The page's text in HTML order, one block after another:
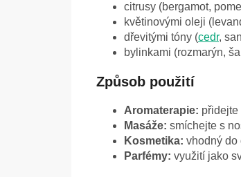
citrusy (bergamot,
květinovými oleji
dřevitými tóny (cedr,
bylinkami (rozmarýn,
Způsob použití
Aromaterapie:
Masáže: smíchejte s
Kosmetika: vhodný do
Parfémy: využití jako